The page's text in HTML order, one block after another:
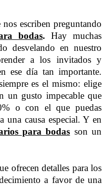
escriben preguntando
bodas. Hay muchas
desvelando en nuestro
a los invitados y
ese día tan importante.
es el mismo: elige
un gusto impecable que
o con el que puedas
una causa especial. Y en
para bodas son un
ofrecen detalles para los
a favor de una